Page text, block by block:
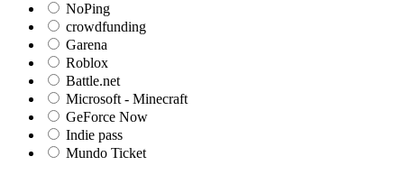
NoPing
crowdfunding
Garena
Roblox
Battle.net
Microsoft - Minecraft
GeForce Now
Indie pass
Mundo Ticket